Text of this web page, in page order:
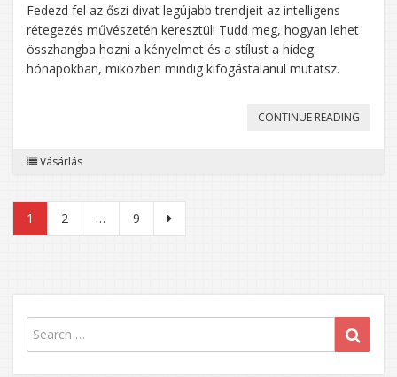
Fedezd fel az őszi divat legújabb trendjeit az intelligens
rétegezés művészetén keresztül! Tudd meg, hogyan lehet
összhangba hozni a kényelmet és a stílust a hideg
hónapokban, miközben mindig kifogástalanul mutatsz.
CONTINUE READING
Vásárlás
Bejegyzések
lapozása
1 2 … 9